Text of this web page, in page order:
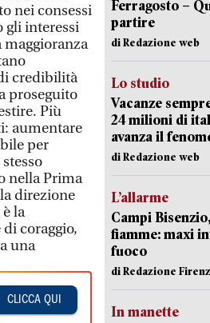
nei consessi
gli interessi
credibilità
proseguito
Più
aumentare
per
nella Prima
direzione
la
coraggio,
una
CLICCA QUI
Ferragosto –
partire
di Redazione web
Lo studio
Vacanze
24 milioni di
avanza il
di Redazione web
L’allarme
Campi
fiamme: maxi
fuoco
di Redazione
In manette